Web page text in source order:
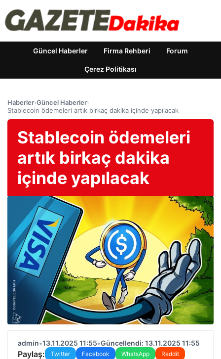
Güncel Haberler Firma Rehberi Forum
Çerez Politikası
Haberler›Güncel Haberler›
Stablecoin ödemeleri artık birkaç dakika içinde yapılacak
Stablecoin ödemeleri
artık birkaç dakika
içinde yapılacak
admin•13.11.2025 11:55•Güncellendi: 13.11.2025 11:55
Paylaş: Twitter Facebook WhatsApp
Reddit